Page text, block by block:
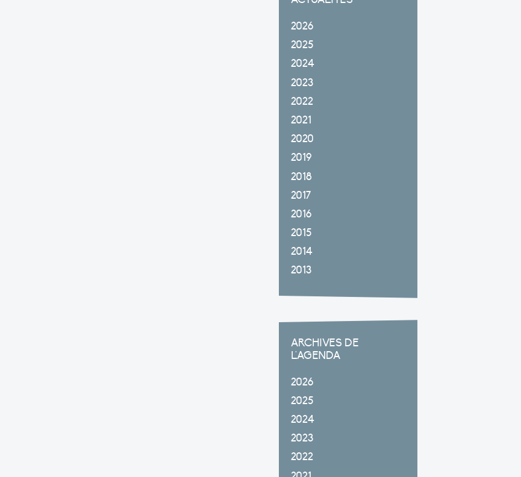
2026
2025
2024
2023
2022
2021
2020
2019
2018
2017
2016
2015
2014
2013
ARCHIVES DE
L'AGENDA
2026
2025
2024
2023
2022